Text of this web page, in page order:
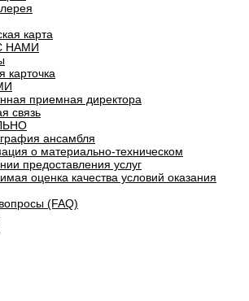
карта
НАМИ
карточка
приемная директора
связь
ансамбля
о материально-техническом
предоставления услуг
оценка качества условий оказания
(FAQ)